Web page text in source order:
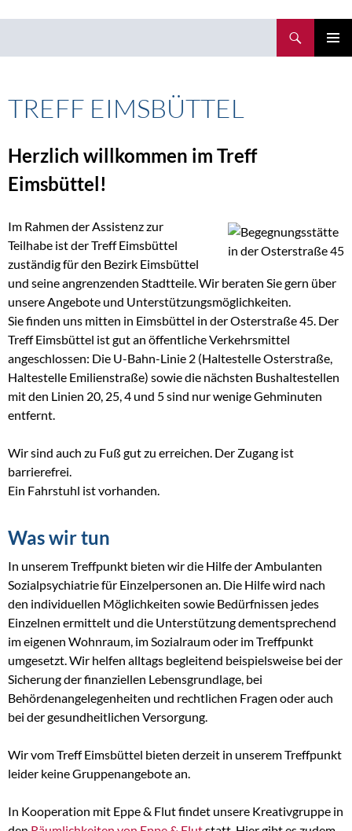
TREFF EIMSBÜTTEL
Herzlich willkommen im Treff
Eimsbüttel!
Im Rahmen der Assistenz zur
Teilhabe ist der Treff Eimsbüttel
zuständig für den Bezirk Eimsbüttel
und seine angrenzenden Stadtteile. Wir beraten Sie gern über
unsere Angebote und Unterstützungsmöglichkeiten.
Sie finden uns mitten in Eimsbüttel in der Osterstraße 45. Der
Treff Eimsbüttel ist gut an öffentliche Verkehrsmittel
angeschlossen: Die U-Bahn-Linie 2 (Haltestelle Osterstraße,
Haltestelle Emilienstraße) sowie die nächsten Bushaltestellen
mit den Linien 20, 25, 4 und 5 sind nur wenige Gehminuten
entfernt.
Wir sind auch zu Fuß gut zu erreichen. Der Zugang ist
barrierefrei.
Ein Fahrstuhl ist vorhanden.
Was wir tun
In unserem Treffpunkt bieten wir die Hilfe der Ambulanten
Sozialpsychiatrie für Einzelpersonen an. Die Hilfe wird nach
den individuellen Möglichkeiten sowie Bedürfnissen jedes
Einzelnen ermittelt und die Unterstützung dementsprechend
im eigenen Wohnraum, im Sozialraum oder im Treffpunkt
umgesetzt. Wir helfen alltags begleitend beispielsweise bei der
Sicherung der finanziellen Lebensgrundlage, bei
Behördenangelegenheiten und rechtlichen Fragen oder auch
bei der gesundheitlichen Versorgung.
Wir vom Treff Eimsbüttel bieten derzeit in unserem Treffpunkt
leider keine Gruppenangebote an.
In Kooperation mit Eppe & Flut findet unsere Kreativgruppe in